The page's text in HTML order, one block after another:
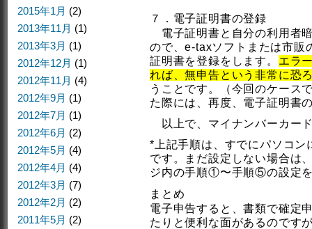
７．電子証明書の登録
電子証明書と自分の利用者
ので、e-taxソフトまたは市販
証明書を登録をします。 エラ
れば、無申告という非常に恐
うことです。（今回のケース
た際には、再度、電子証明書
以上で、マイナンバーカー
*上記手順は、すでにパソコ
です。まだ設定しない場合は
ジ内の手順①〜手順⑤の設定
まとめ
電子申告すると、書類で確定
たりと便利な面があるのです
2015年1月 (2)
2013年11月 (1)
2013年3月 (1)
2012年12月 (1)
2012年11月 (4)
2012年9月 (1)
2012年7月 (1)
2012年6月 (2)
2012年5月 (4)
2012年4月 (4)
2012年3月 (7)
2012年2月 (2)
2011年5月 (2)